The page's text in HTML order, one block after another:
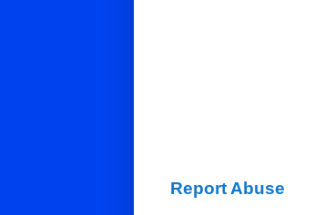
Report Abuse